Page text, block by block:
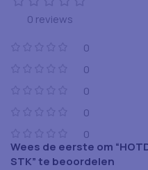
0 reviews
0
0
0
0
0
Wees de eerste om
STK” te beoordelen